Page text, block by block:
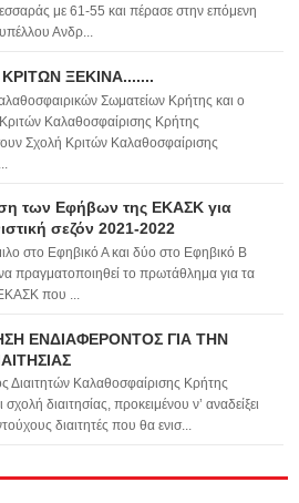
με 61-55 και πέρασε στην επόμενη
Ανδρ...
ΞΕΚΙΝΑ.......
Σωματείων Κρήτης και ο
Καλαθοσφαίρισης Κρήτης
Σχολή Κριτών Καλαθοσφαίρισης
των Εφήβων της ΕΚΑΣΚ για
σεζόν 2021-2022
στο Εφηβικό Α και δύο στο Εφηβικό Β
πραγματοποιηθεί το πρωτάθλημα για τα
που ...
ΕΝΔΙΑΦΕΡΟΝΤΟΣ ΓΙΑ ΤΗΝ
Διαιτητών Καλαθοσφαίρισης Κρήτης
σχολή διαιτησίας, προκειμένου ν’ αναδείξει
διαιτητές που θα ενισ...